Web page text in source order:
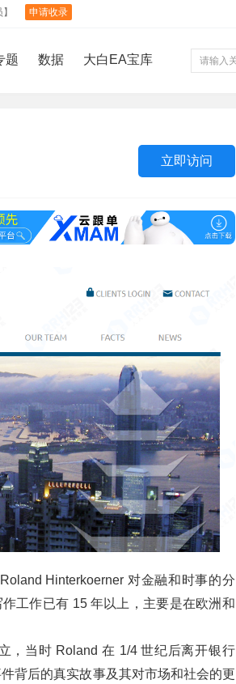
申请收录
题 数据 大白EA宝库
立即访问
Hinterkoerner 对金融和时事的分
工作已有 15 年以上，主要是在欧洲和
，当时 Roland 在 1/4 世纪后离开银行
背后的真实故事及其对市场和社会的更